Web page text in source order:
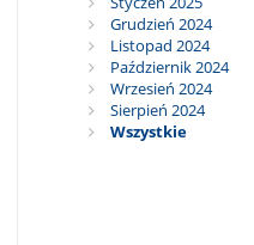
Grudzień 2024
Listopad 2024
Październik 2024
Wrzesień 2024
Sierpień 2024
Wszystkie